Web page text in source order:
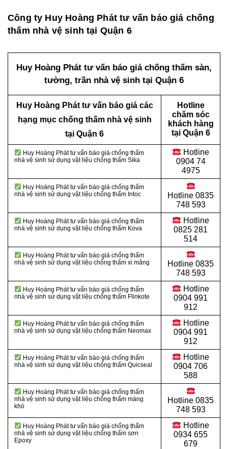
Công ty Huy Hoàng Phát tư vấn báo giá chống
thấm nhà vệ sinh tại Quận 6
Huy Hoàng Phát tư vấn báo giá chống thấm sàn,
tường, trần nhà vệ sinh tại Quận 6
Huy Hoàng Phát tư vấn báo giá các
hạng mục chống thấm nhà vệ sinh
tại Quận 6
Hotline
chăm sóc
khách hàng
tại Quận 6
Huy Hoàng Phát tư vấn báo giá chống thấm
nhà vệ sinh sử dụng vật liệu chống thấm Sika
Hotline
0904 74
4975
Huy Hoàng Phát tư vấn báo giá chống thấm
nhà vệ sinh sử dụng vật liệu chống thấm Intoc
Hotline 0835
748 593
Huy Hoàng Phát tư vấn báo giá chống thấm
nhà vệ sinh sử dụng vật liệu chống thấm Kova
Hotline
0825 281
514
Huy Hoàng Phát tư vấn báo giá chống thấm
nhà vệ sinh sử dụng vật liệu chống thấm xi măng Hotline 0835
748 593
Huy Hoàng Phát tư vấn báo giá chống thấm
nhà vệ sinh sử dụng vật liệu chống thấm Flinkote
Hotline
0904 991
912
Huy Hoàng Phát tư vấn báo giá chống thấm
nhà vệ sinh sử dụng vật liệu chống thấm Neomax
Hotline
0904 991
912
Huy Hoàng Phát tư vấn báo giá chống thấm
nhà vệ sinh sử dụng vật liệu chống thấm Quicseal
Hotline
0904 706
588
Huy Hoàng Phát tư vấn báo giá chống thấm
nhà vệ sinh sử dụng vật liệu chống thấm màng
khò
Hotline 0835
748 593
Huy Hoàng Phát tư vấn báo giá chống thấm
nhà vệ sinh sử dụng vật liệu chống thấm sơn
Epoxy
Hotline
0934 655
679